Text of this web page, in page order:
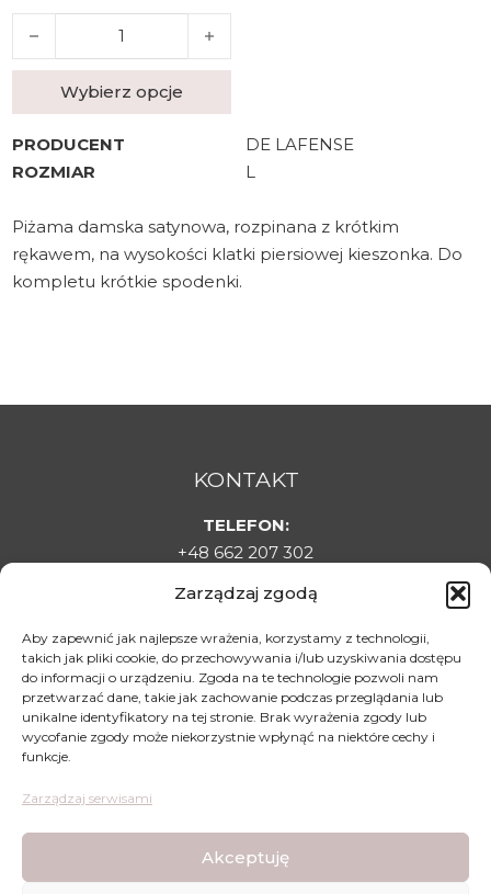
Zarządzaj zgodą
Aby zapewnić jak najlepsze wrażenia, korzystamy z technologii,
takich jak pliki cookie, do przechowywania i/lub uzyskiwania dostępu
do informacji o urządzeniu. Zgoda na te technologie pozwoli nam
przetwarzać dane, takie jak zachowanie podczas przeglądania lub
unikalne identyfikatory na tej stronie. Brak wyrażenia zgody lub
wycofanie zgody może niekorzystnie wpłynąć na niektóre cechy i
funkcje.
Zarządzaj serwisami
Akceptuję
ilość DE LAFENSE PIŻAMA DAMSKA CORDELIA 762
Wybierz opcje
PRODUCENT
DE LAFENSE
ROZMIAR
L
Piżama damska satynowa, rozpinana z krótkim
rękawem, na wysokości klatki piersiowej kieszonka. Do
kompletu krótkie spodenki.
KONTAKT
TELEFON:
+48 662 207 302
sklepladyelin@gmail.com
ADRES:
Targowa 1C, 22-500 Hrubieszów
DLA KLIENTA
Regulamin sklepu